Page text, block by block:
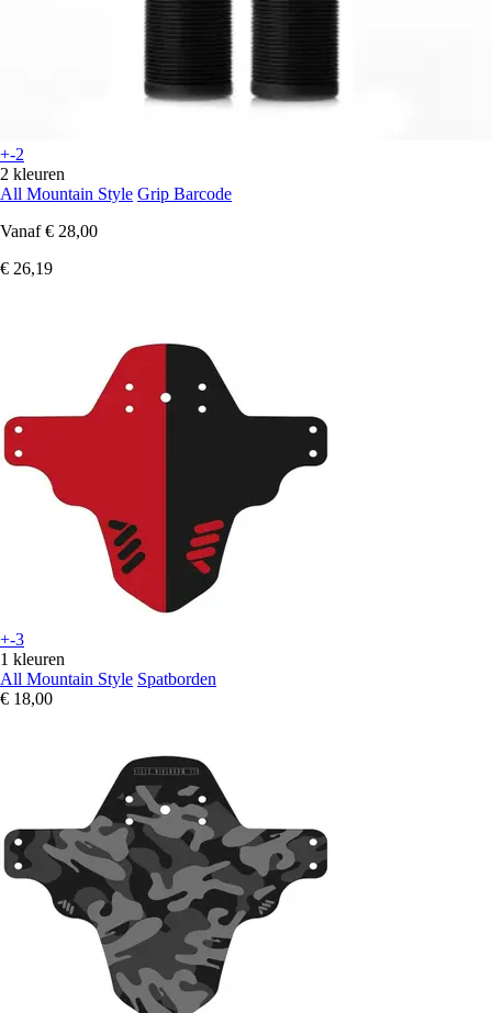
+-2
2 kleuren
All Mountain Style Grip Barcode
Vanaf € 28,00
€ 26,19
+-3
1 kleuren
All Mountain Style Spatborden
€ 18,00